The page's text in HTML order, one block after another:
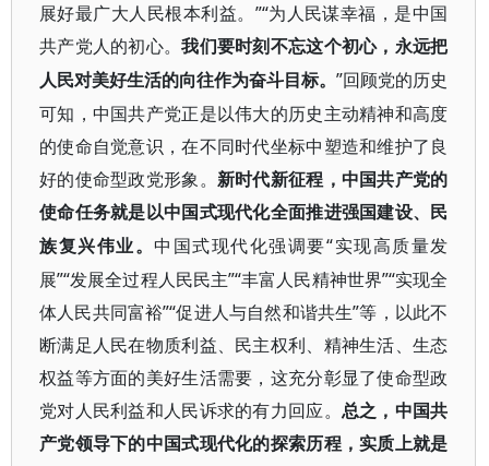
展好最广大人民根本利益。”“为人民谋幸福，是中国
共产党人的初心。我们要时刻不忘这个初心，永远把
人民对美好生活的向往作为奋斗目标。”回顾党的历史
可知，中国共产党正是以伟大的历史主动精神和高度
的使命自觉意识，在不同时代坐标中塑造和维护了良
好的使命型政党形象。
新时代新征程，中国共产党的
使命任务就是以中国式现代化全面推进强国建设、民
族复兴伟业。中国式现代化强调要“实现高质量发
展”“发展全过程人民民主”“丰富人民精神世界”“实现全
体人民共同富裕”“促进人与自然和谐共生”等，以此不
断满足人民在物质利益、民主权利、精神生活、生态
权益等方面的美好生活需要，这充分彰显了使命型政
党对人民利益和人民诉求的有力回应。
总之，中国共
产党领导下的中国式现代化的探索历程，实质上就是